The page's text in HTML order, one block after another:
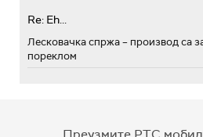
Re: Eh...
Лесковачка спржа – производ са
пореклом